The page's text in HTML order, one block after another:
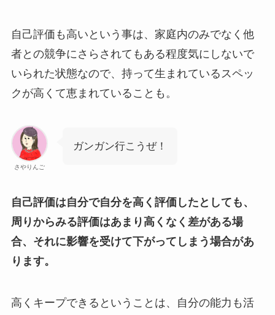
自己評価も高いという事は、家庭内のみでなく他
者との競争にさらされてもある程度気にしないで
いられた状態なので、持って生まれているスペッ
クが高くて恵まれていることも。
さやりんご
ガンガン行こうぜ！
自己評価は自分で自分を高く評価したとしても、
周りからみる評価はあまり高くなく差がある場
合、それに影響を受けて下がってしまう場合があ
ります。
高くキープできるということは、自分の能力も活